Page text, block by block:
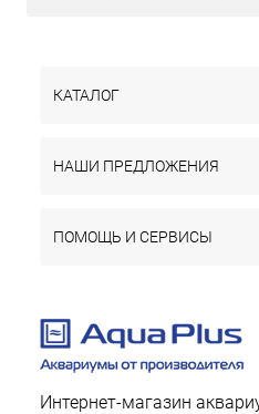
КАТАЛОГ
НАШИ ПРЕДЛОЖЕНИЯ
ПОМОЩЬ И СЕРВИСЫ
Интернет-магазин